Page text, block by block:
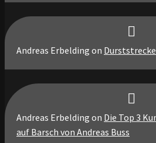
Andreas Erbelding on
Andreas Erbelding on Die Top 3
auf Barsch von Andreas Buss